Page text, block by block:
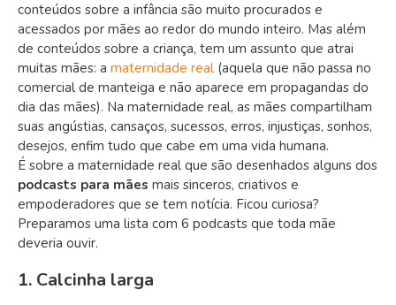
conteúdos sobre a infância são muito procurados e
acessados por mães ao redor do mundo inteiro. Mas além
de conteúdos sobre a criança, tem um assunto que atrai
muitas mães: a maternidade real (aquela que não passa no
comercial de manteiga e não aparece em propagandas do
dia das mães). Na maternidade real, as mães compartilham
suas angústias, cansaços, sucessos, erros, injustiças, sonhos,
desejos, enfim tudo que cabe em uma vida humana.
É sobre a maternidade real que são desenhados alguns dos
podcasts para mães mais sinceros, criativos e
empoderadores que se tem notícia. Ficou curiosa?
Preparamos uma lista com 6 podcasts que toda mãe
deveria ouvir.
1. Calcinha larga